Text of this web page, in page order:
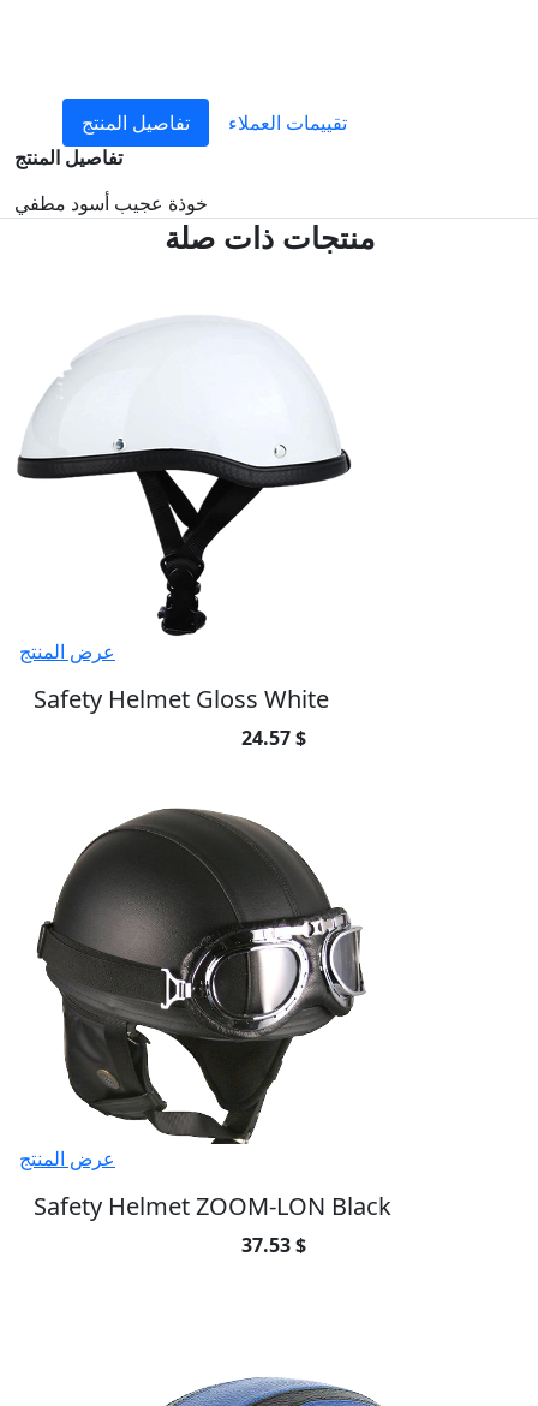
تفاصيل المنتج
تقييمات العملاء
تفاصيل المنتج
خوذة عجيب أسود مطفي
منتجات ذات صلة
عرض المنتج
Safety Helmet Gloss White
24.57 $
عرض المنتج
Safety Helmet ZOOM-LON Black
37.53 $